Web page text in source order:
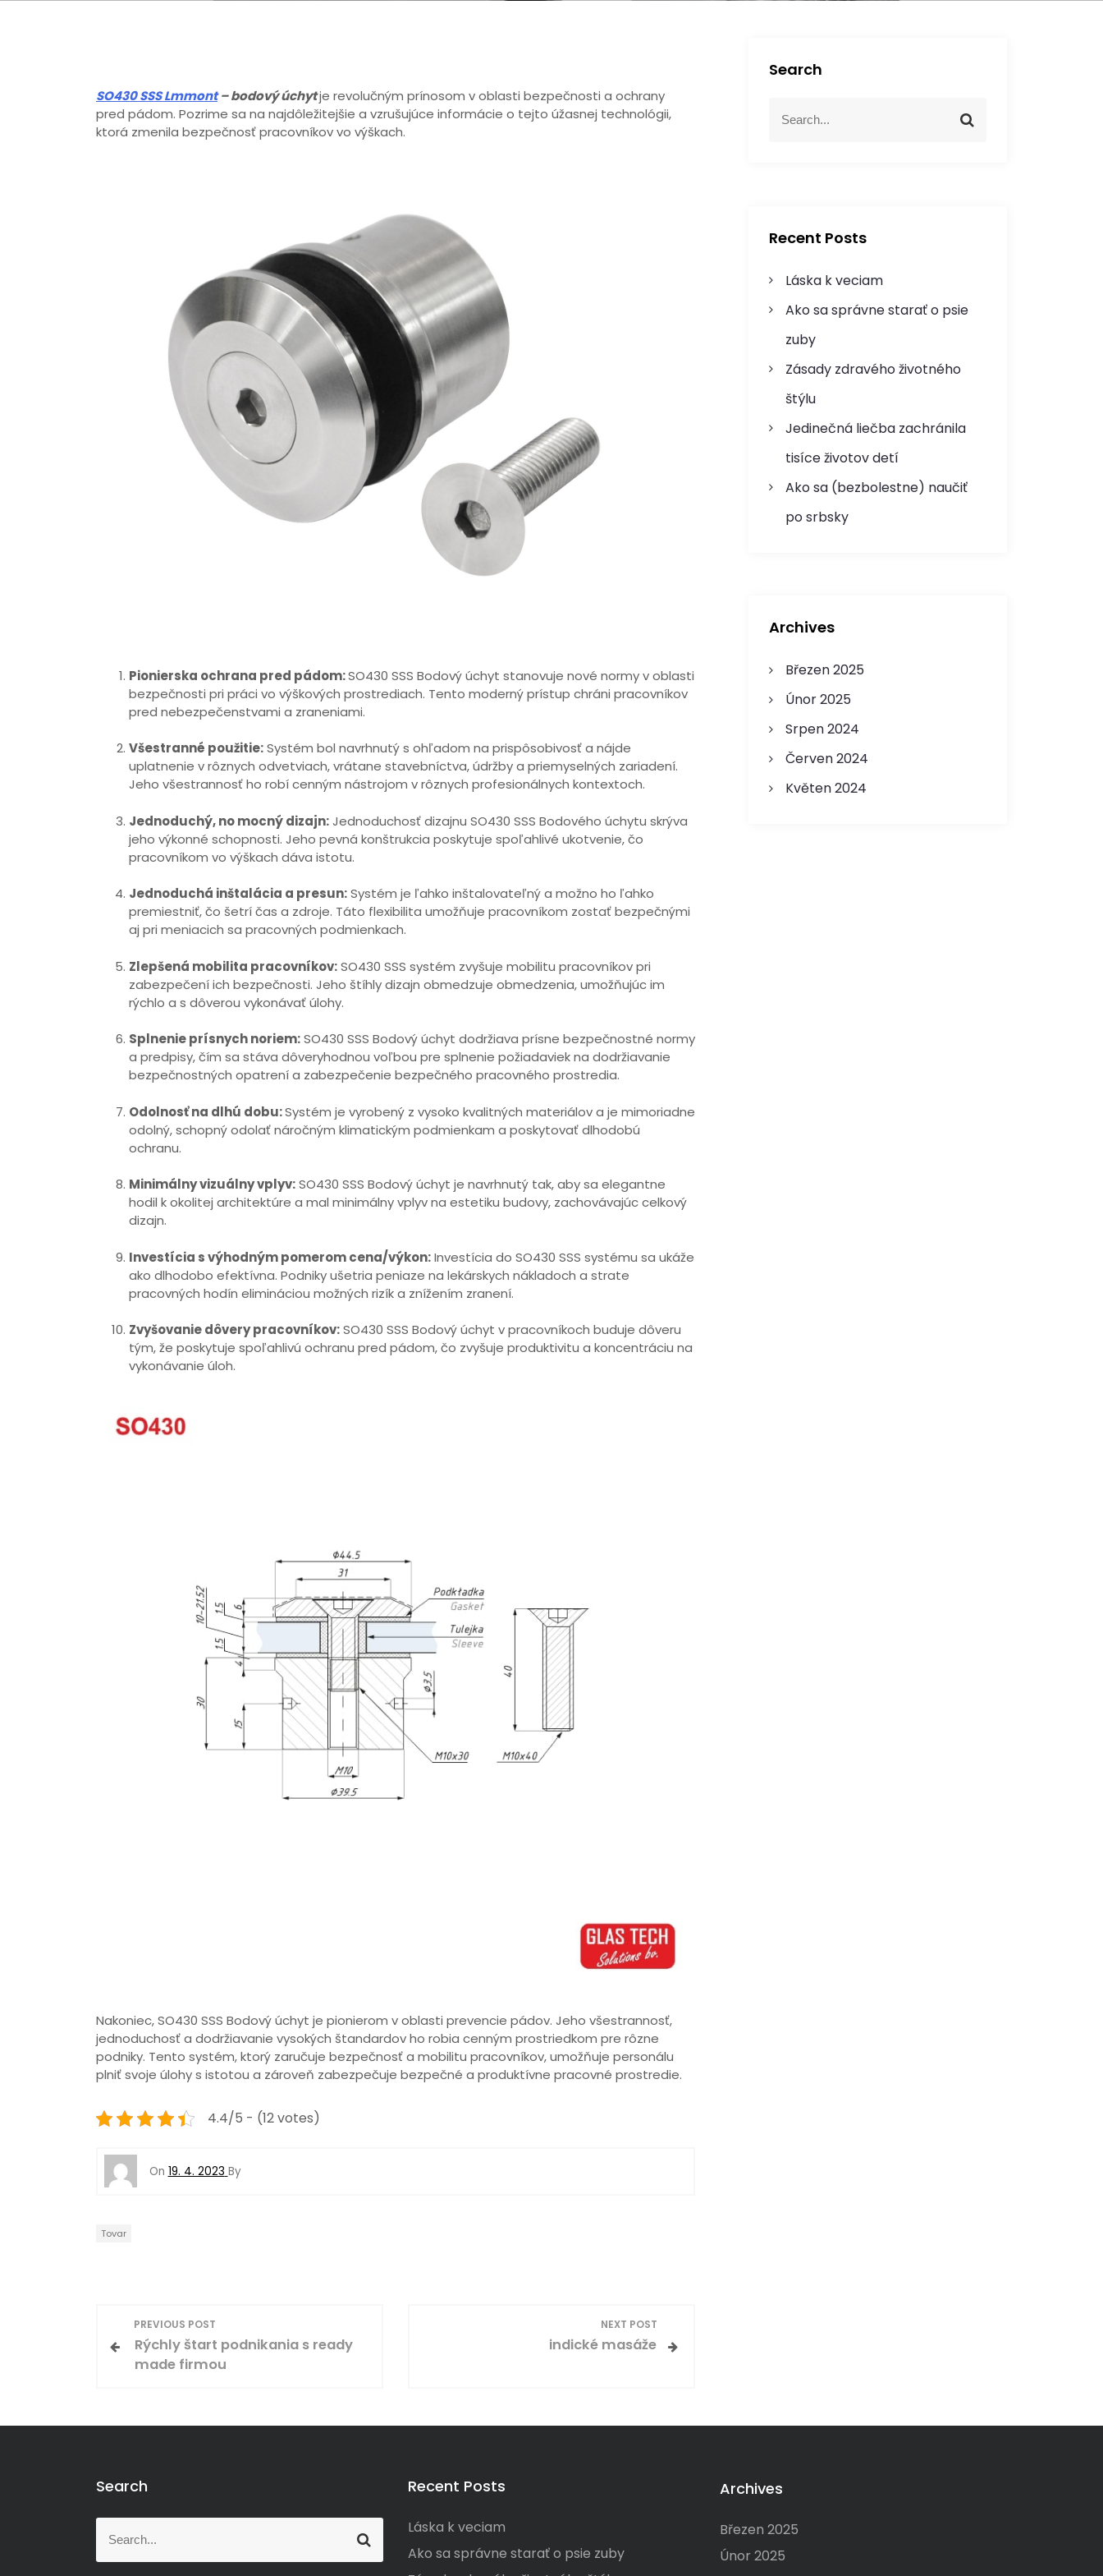
SO430 SSS Lmmont– bodový úchytje revolučným prínosom v oblasti bezpečnosti a ochrany
pred pádom. Pozrime sa na najdôležitejšie a vzrušujúce informácie o tejto úžasnej technológii,
ktorá zmenila bezpečnosť pracovníkov vo výškach.
Pionierska ochrana pred pádom:SO430 SSS Bodový úchyt stanovuje nové normy v oblasti
bezpečnosti pri práci vo výškových prostrediach. Tento moderný prístup chráni pracovníkov
pred nebezpečenstvami a zraneniami.
Všestranné použitie:Systém bol navrhnutý s ohľadom na prispôsobivosť a nájde
uplatnenie v rôznych odvetviach, vrátane stavebníctva, údržby a priemyselných zariadení.
Jeho všestrannosť ho robí cenným nástrojom v rôznych profesionálnych kontextoch.
Jednoduchý, no mocný dizajn:Jednoduchosť dizajnu SO430 SSS Bodového úchytu skrýva
jeho výkonné schopnosti. Jeho pevná konštrukcia poskytuje spoľahlivé ukotvenie, čo
pracovníkom vo výškach dáva istotu.
Jednoduchá inštalácia a presun:Systém je ľahko inštalovateľný a možno ho ľahko
premiestniť, čo šetrí čas a zdroje. Táto flexibilita umožňuje pracovníkom zostať bezpečnými
aj pri meniacich sa pracovných podmienkach.
Zlepšená mobilita pracovníkov:SO430 SSS systém zvyšuje mobilitu pracovníkov pri
zabezpečení ich bezpečnosti. Jeho štíhly dizajn obmedzuje obmedzenia, umožňujúc im
rýchlo a s dôverou vykonávať úlohy.
Splnenie prísnych noriem:SO430 SSS Bodový úchyt dodržiava prísne bezpečnostné normy
a predpisy, čím sa stáva dôveryhodnou voľbou pre splnenie požiadaviek na dodržiavanie
bezpečnostných opatrení a zabezpečenie bezpečného pracovného prostredia.
Odolnosť na dlhú dobu:Systém je vyrobený z vysoko kvalitných materiálov a je mimoriadne
odolný, schopný odolať náročným klimatickým podmienkam a poskytovať dlhodobú
ochranu.
Minimálny vizuálny vplyv:SO430 SSS Bodový úchyt je navrhnutý tak, aby sa elegantne
hodil k okolitej architektúre a mal minimálny vplyv na estetiku budovy, zachovávajúc celkový
dizajn.
Investícia s výhodným pomerom cena/výkon:Investícia do SO430 SSS systému sa ukáže
ako dlhodobo efektívna. Podniky ušetria peniaze na lekárskych nákladoch a strate
pracovných hodín elimináciou možných rizík a znížením zranení.
Zvyšovanie dôvery pracovníkov:SO430 SSS Bodový úchyt v pracovníkoch buduje dôveru
tým, že poskytuje spoľahlivú ochranu pred pádom, čo zvyšuje produktivitu a koncentráciu na
vykonávanie úloh.
Nakoniec, SO430 SSS Bodový úchyt je pionierom v oblasti prevencie pádov. Jeho všestrannosť,
jednoduchosť a dodržiavanie vysokých štandardov ho robia cenným prostriedkom pre rôzne
podniky. Tento systém, ktorý zaručuje bezpečnosť a mobilitu pracovníkov, umožňuje personálu
plniť svoje úlohy s istotou a zároveň zabezpečuje bezpečné a produktívne pracovné prostredie.
4.4/5 - (12 votes)
On 19. 4. 2023 By
Tovar
a
i
c
PREVIOUS POST
Rýchly štart podnikania s ready
made firmou
NEXT POST
indické masáže
Search
o
:
S
Recent Posts
Láska k veciam
Ako sa správne starať o psie
zuby
Zásady zdravého životného
štýlu
Jedinečná liečba zachránila
tisíce životov detí
Ako sa (bezbolestne) naučiť
po srbsky
Archives
Březen 2025
Únor 2025
Srpen 2024
Červen 2024
Květen 2024
Search
a
S
a
Recent Posts
Láska k veciam
Ako sa správne starať o psie zuby
Archives
Březen 2025
Únor 2025